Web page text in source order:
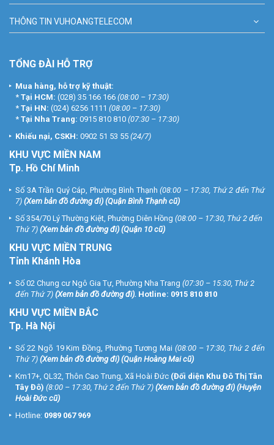
THÔNG TIN VUHOANGTELECOM
TỔNG ĐÀI HỖ TRỢ
Mua hàng, hỗ trợ kỹ thuật:
* Tại HCM: (028) 35 166 166 (08:00 – 17:30)
* Tại HN: (024) 6256 1111 (08:00 – 17:30)
* Tại Nha Trang: 0915 810 810 (07:30 – 17:30)
Khiếu nại, CSKH: 0902 51 53 55 (24/7)
KHU VỰC MIỀN NAM
Tp. Hồ Chí Minh
Số 3A Trần Quý Cáp, Phường Bình Thạnh (08:00 – 17:30, Thứ 2 đến Thứ
7) (Xem bản đồ đường đi) (Quận Bình Thạnh cũ)
Số 354/70 Lý Thường Kiệt, Phường Diên Hồng (08:00 – 17:30, Thứ 2 đến
Thứ 7) (Xem bản đồ đường đi) (Quận 10 cũ)
KHU VỰC MIỀN TRUNG
Tỉnh Khánh Hòa
Số 02 Chung cư Ngô Gia Tự, Phường Nha Trang (07:30 – 15:30, Thứ 2
đến Thứ 7) (Xem bản đồ đường đi). Hotline: 0915 810 810
KHU VỰC MIỀN BẮC
Tp. Hà Nội
Số 22 Ngõ 19 Kim Đồng, Phường Tương Mai (08:00 – 17:30, Thứ 2 đến
Thứ 7) (Xem bản đồ đường đi) (Quận Hoàng Mai cũ)
Km17+, QL32, Thôn Cao Trung, Xã Hoài Đức (Đối diện Khu Đô Thị Tân
Tây Đô) (8:00 – 17:30, Thứ 2 đến Thứ 7) (Xem bản đồ đường đi) (Huyện
Hoài Đức cũ)
Hotline: 0989 067 969